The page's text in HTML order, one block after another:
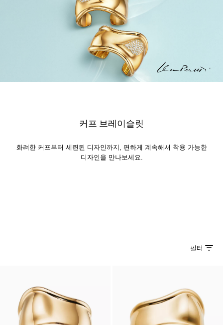
커프 브레이슬릿
화려한 커프부터 세련된 디자인까지, 편하게 계속해서 착용 가능한
디자인을 만나보세요.
필터